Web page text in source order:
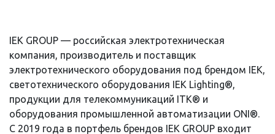
IEK GROUP — российская электротехническая
компания, производитель и поставщик
электротехнического оборудования под брендом IEK,
светотехнического оборудования IEK Lighting®,
продукции для телекоммуникаций ITK® и
оборудования промышленной автоматизации ONI®.
С 2019 года в портфель брендов IEK GROUP входит